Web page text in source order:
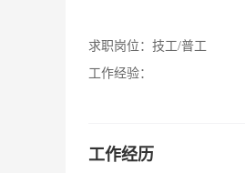
求职岗位： 技工/普工
工作经验：
工作经历